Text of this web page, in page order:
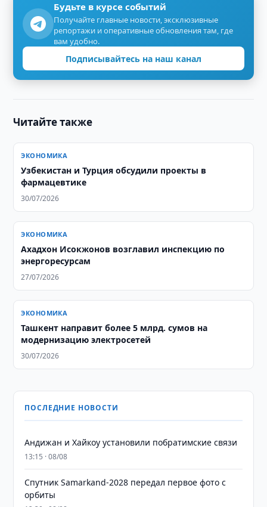
Будьте в курсе событий
Получайте главные новости, эксклюзивные
репортажи и оперативные обновления там, где
вам удобно.
Подписывайтесь на наш канал
Читайте также
ЭКОНОМИКА
Узбекистан и Турция обсудили проекты в
фармацевтике
30/07/2026
ЭКОНОМИКА
Ахадхон Исокжонов возглавил инспекцию по
энергоресурсам
27/07/2026
ЭКОНОМИКА
Ташкент направит более 5 млрд. сумов на
модернизацию электросетей
30/07/2026
ПОСЛЕДНИЕ НОВОСТИ
Андижан и Хайкоу установили побратимские связи
13:15 · 08/08
Спутник Samarkand-2028 передал первое фото с
орбиты